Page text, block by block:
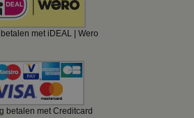
met iDEAL | Wero
betalen met Creditcard